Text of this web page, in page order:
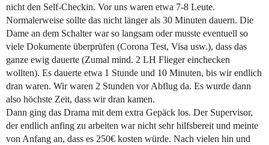
nicht den Self-Checkin. Vor uns waren etwa 7-8 Leute.
Normalerweise sollte das nicht länger als 30 Minuten dauern. Die
Dame an dem Schalter war so langsam oder musste eventuell so
viele Dokumente überprüfen (Corona Test, Visa usw.), dass das
ganze ewig dauerte (Zumal mind. 2 LH Flieger einchecken
wollten). Es dauerte etwa 1 Stunde und 10 Minuten, bis wir endlich
dran waren. Wir waren 2 Stunden vor Abflug da. Es wurde dann
also höchste Zeit, dass wir dran kamen.
Dann ging das Drama mit dem extra Gepäck los. Der Supervisor,
der endlich anfing zu arbeiten war nicht sehr hilfsbereit und meinte
von Anfang an, dass es 250€ kosten würde. Nach vielen hin und